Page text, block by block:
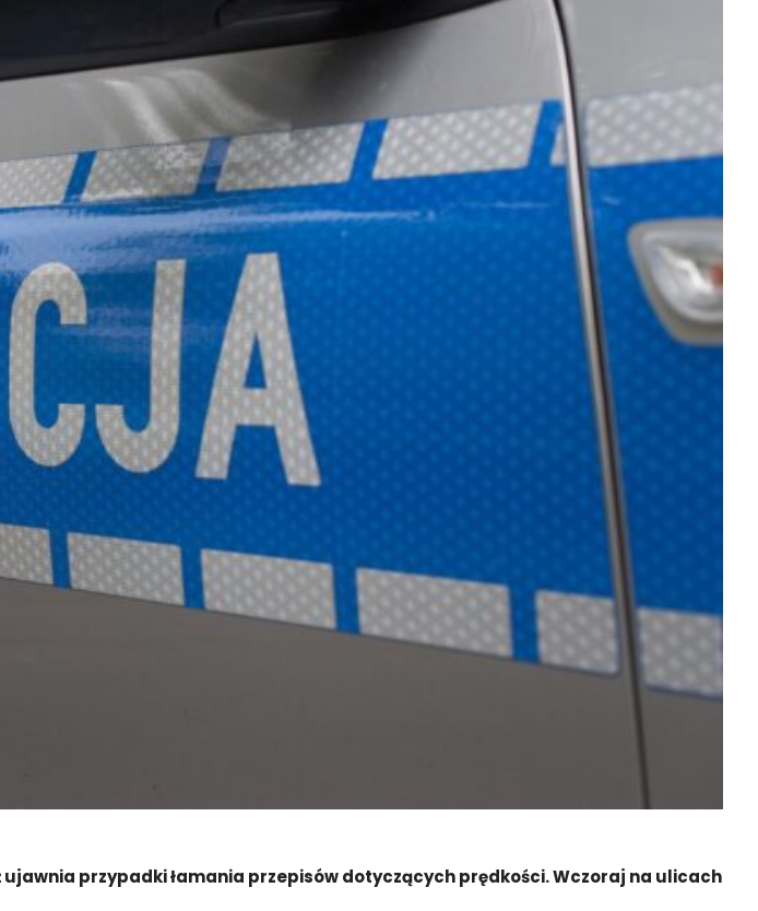
przypadki łamania przepisów dotyczących prędkości. Wczoraj na ulicach